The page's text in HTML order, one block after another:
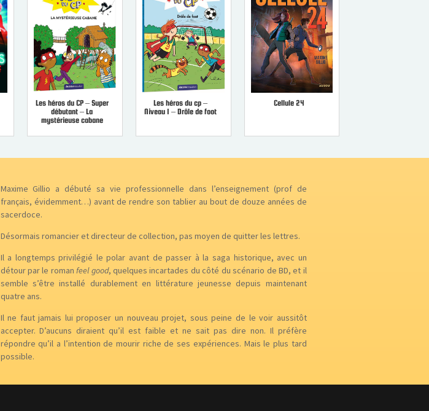
Les héros du CP – Super
débutant – La
mystérieuse cabane
Les héros du cp –
Niveau 1 – Drôle de foot
Cellule 24
Maxime Gillio a débuté sa vie professionnelle dans l’enseignement (prof de
français, évidemment…) avant de rendre son tablier au bout de douze années de
sacerdoce.
Désormais romancier et directeur de collection, pas moyen de quitter les lettres.
Il a longtemps privilégié le polar avant de passer à la saga historique, avec un
détour par le romanfeel good, quelques incartades du côté du scénario de BD, et il
semble s’être installé durablement en littérature jeunesse depuis maintenant
quatre ans.
Il ne faut jamais lui proposer un nouveau projet, sous peine de le voir aussitôt
accepter. D’aucuns diraient qu’il est faible et ne sait pas dire non. Il préfère
répondre qu’il a l’intention de mourir riche de ses expériences. Mais le plus tard
possible.